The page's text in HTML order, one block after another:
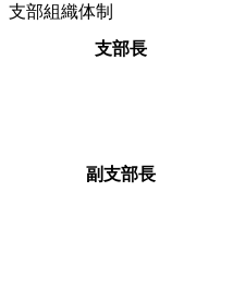
支部組織体制
支部長
副支部長